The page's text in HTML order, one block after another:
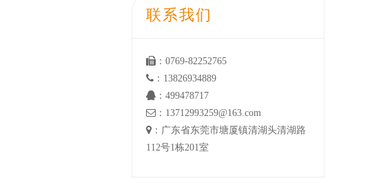
联系我们
 ：0769-82252765
 ：13826934889
 ：499478717
 ：13712993259@163.com
 ：广东省东莞市塘厦镇清湖头清湖路
112号1栋201室